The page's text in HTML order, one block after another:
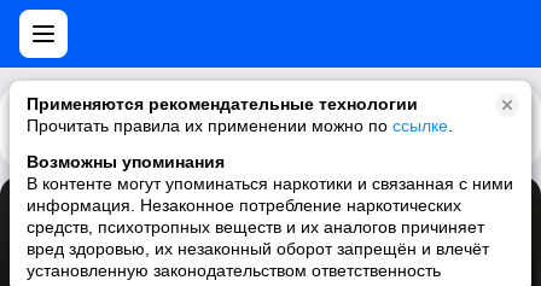
Применяются рекомендательные технологии
Прочитать правила их применении можно по ссылке
Возможны упоминания
В контенте могут упоминаться наркотики и связанная с ними
информация. Незаконное потребление наркотических
средств, психотропных веществ и их аналогов причиняет
вред здоровью, их незаконный оборот запрещён и влечёт
установленную законодательством ответственность
Каталог Рекомендации
2. Empathic Soul
Anthony Miles